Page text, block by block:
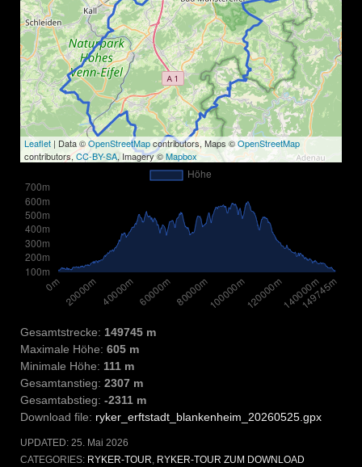
Leaflet | Data ©OpenStreetMapcontributors, Maps ©OpenStreetMap
contributors,CC-BY-SA, Imagery ©Mapbox
Gesamtstrecke: 149745 m
Maximale Höhe: 605 m
Minimale Höhe: 111 m
Gesamtanstieg: 2307 m
Gesamtabstieg: -2311 m
Download file: ryker_erftstadt_blankenheim_20260525.gpx
UPDATED: 25. Mai 2026
CATEGORIES: RYKER-TOUR, RYKER-TOUR ZUM DOWNLOAD